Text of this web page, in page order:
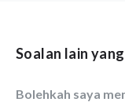
Soalan lain
Bolehkah saya memanjangkan tempoh pengambilan